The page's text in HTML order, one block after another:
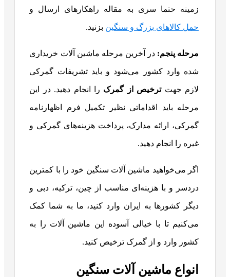
زمینه حتما سری به مقاله راهکارهای ارسال و
حمل کالاهای بزرگ و سنگین بزنید.
مرحله پنجم: در آخرین مرحله ماشین آلات خریداری
شده وارد کشور می‌شود و باید تشریفات گمرکی
لازم جهتترخیص از گمرک را انجام دهید. در این
مرحله باید اقداماتی نظیر تکمیل فرم اظهارنامه
گمرکی، ارائه مدارک، پرداخت هزینه‌های گمرکی و
غیره را انجام دهید.
اگر می‌خواهید ماشین آلات سنگین خود را با کمترین
دردسر و با هزینه‌ای مناسب از چین، ترکیه، دبی و
دیگر کشورها به ایران وارد کنید، ما به شما کمک
می‌کنیم تا با خیالی آسوده این ماشین آلات را به
کشور وارد و از گمرک ترخیص کنید.
انواع ماشین آلات سنگین